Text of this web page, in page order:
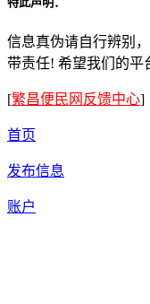
信息真伪请自行辨别
带责任! 希望我们的平
[繁昌便民网反馈中心]
首页
发布信息
账户